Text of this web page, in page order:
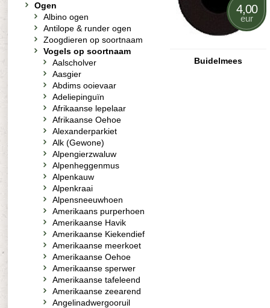
4,00
eur
Buidelmees
Ogen
Albino ogen
Antilope & runder ogen
Zoogdieren op soortnaam
Vogels op soortnaam
Aalscholver
Aasgier
Abdims ooievaar
Adeliepinguïn
Afrikaanse lepelaar
Afrikaanse Oehoe
Alexanderparkiet
Alk (Gewone)
Alpengierzwaluw
Alpenheggenmus
Alpenkauw
Alpenkraai
Alpensneeuwhoen
Amerikaans purperhoen
Amerikaanse Havik
Amerikaanse Kiekendief
Amerikaanse meerkoet
Amerikaanse Oehoe
Amerikaanse sperwer
Amerikaanse tafeleend
Amerikaanse zeearend
Angelinadwergooruil